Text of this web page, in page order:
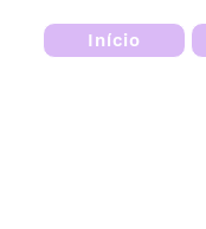
Início